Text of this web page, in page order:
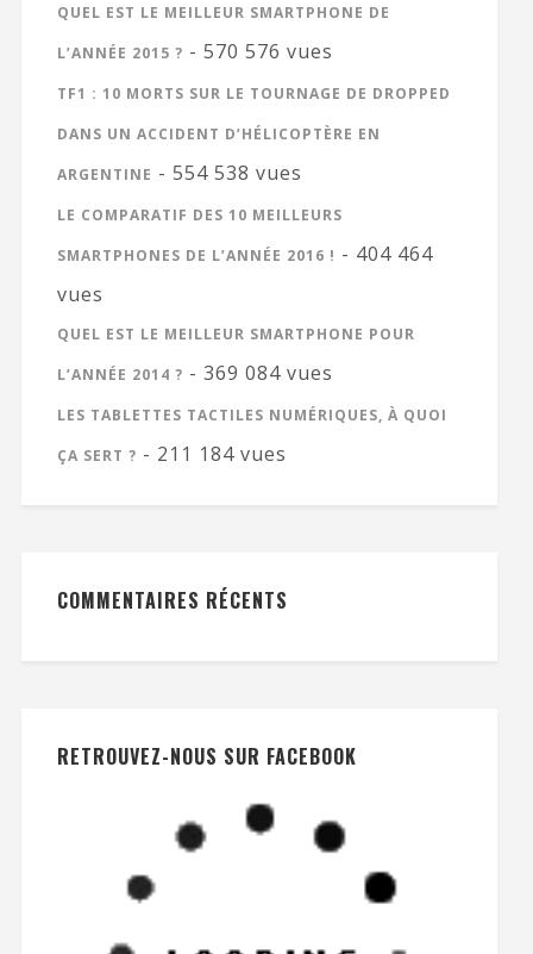
QUEL EST LE MEILLEUR SMARTPHONE DE
L’ANNÉE 2015 ? - 570 576 vues
TF1 : 10 MORTS SUR LE TOURNAGE DE DROPPED
DANS UN ACCIDENT D’HÉLICOPTÈRE EN
ARGENTINE - 554 538 vues
LE COMPARATIF DES 10 MEILLEURS
SMARTPHONES DE L’ANNÉE 2016 ! - 404 464
vues
QUEL EST LE MEILLEUR SMARTPHONE POUR
L’ANNÉE 2014 ? - 369 084 vues
LES TABLETTES TACTILES NUMÉRIQUES, À QUOI
ÇA SERT ? - 211 184 vues
COMMENTAIRES RÉCENTS
RETROUVEZ-NOUS SUR FACEBOOK